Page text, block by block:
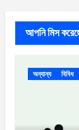
আপনি মিস
অন্যান্য বিবিধ